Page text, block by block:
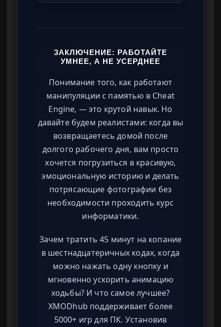
ЗАКЛЮЧЕНИЕ: РАБОТАЙТЕ
УМНЕЕ, А НЕ УСЕРДНЕЕ
Понимание того, как работают
манипуляции с памятью в Cheat
Engine, — это крутой навык. Но
давайте будем реалистами: когда вы
возвращаетесь домой после
долгого рабочего дня, вам просто
хочется погрузиться в красивую,
эмоциональную историю и делать
потрясающие фотографии без
необходимости проходить курс
информатики.
Зачем тратить 45 минут на копание
в шестнадцатеричных кодах, когда
можно нажать одну кнопку и
мгновенно ускорить анимацию
ходьбы? И что самое лучшее?
XMODhub поддерживает более
5000+ игр для ПК. Установив